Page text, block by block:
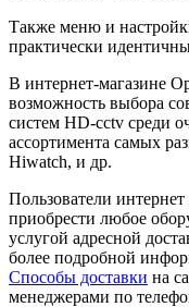
Также меню и
практически
В интернет-магазине
возможность выбора
систем HD-cctv среди
ассортимента самых
Hiwatch, и др.
Пользователи
приобрести любое
услугой адресной
более подробной
Способы доставки на
менеджерами по